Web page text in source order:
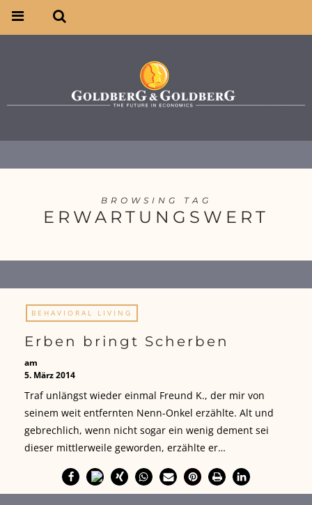
BROWSING TAG
ERWARTUNGSWERT
BEHAVIORAL LIVING
Erben bringt Scherben
am
5. März 2014
Traf unlängst wieder einmal Freund K., der mir von
seinem weit entfernten Nenn-Onkel erzählte. Alt und
gebrechlich, wenn nicht sogar ein wenig dement sei
dieser mittlerweile geworden, erzählte er…